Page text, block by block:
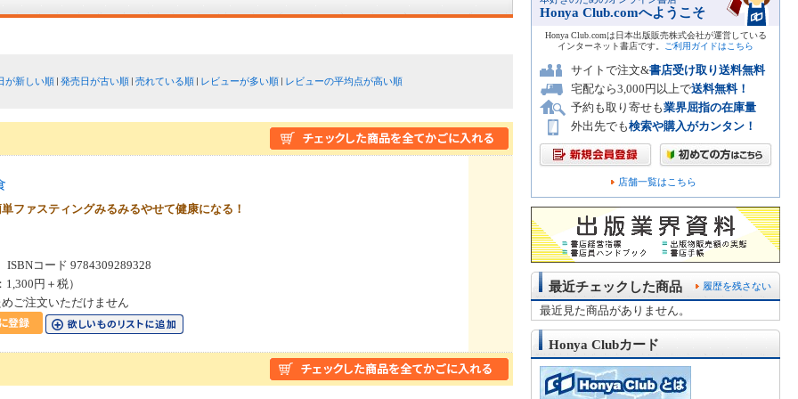
が新しい順 発売日が古い順 売れている順 レビューが多い順 レビューの平均点が高い順
ファスティングみるみるやせて健康になる！
コード 9784309289328
円＋税）
ご注文いただけません
Honya Club.comへようこそ
Honya Club.comは日本出版販売株式会社が運営している
インターネット書店です。
ご利用ガイドはこちら
サイトで注文&書店受け取り送料無料
宅配なら3,000円以上で送料無料！
予約も取り寄せも業界屈指の在庫量
外出先でも検索や購入がカンタン！
店舗一覧はこちら
履歴を残さない
最近チェックした商品
最近見た商品がありません。
Honya Clubカード